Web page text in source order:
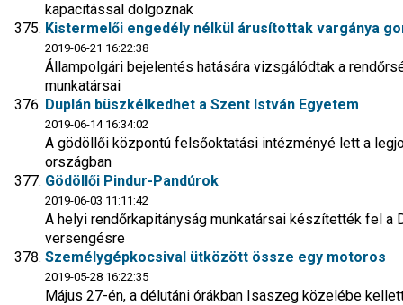
kapacitással dolgoznak
Kistermelői engedély nélkül árusítottak vargánya
2019-06-21 16:22:38
Állampolgári bejelentés hatására vizsgálódtak a
munkatársai
Duplán büszkélkedhet a Szent István Egyetem
2019-06-14 16:34:02
A gödöllői központú felsőoktatási intézményé lett a
országban
Gödöllői Pindur-Pandúrok
2019-06-03 11:11:42
A helyi rendőrkapitányság munkatársai készítették fel a
versengésre
Személygépkocsival ütközött össze egy motoros
2019-05-28 16:22:35
Május 27-én, a délutáni órákban Isaszeg közelébe